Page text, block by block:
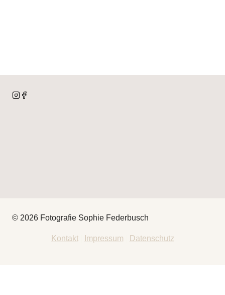
© 2026 Fotografie Sophie Federbusch
Kontakt| Impressum Datenschutz